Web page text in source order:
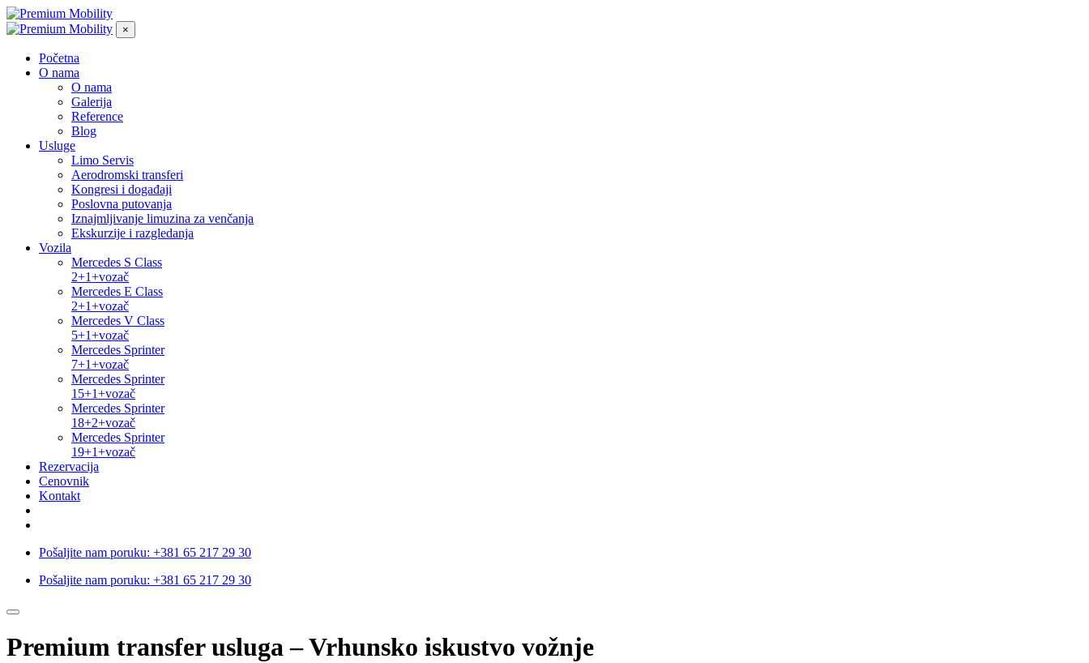
×
Početna
O nama
O nama
Galerija
Reference
Blog
Usluge
Limo Servis
Aerodromski transferi
Kongresi i događaji
Poslovna putovanja
Iznajmljivanje limuzina za venčanja
Ekskurzije i razgledanja
Vozila
Mercedes S Class
2+1+vozač
Mercedes E Class
2+1+vozač
Mercedes V Class
5+1+vozač
Mercedes Sprinter
7+1+vozač
Mercedes Sprinter
15+1+vozač
Mercedes Sprinter
18+2+vozač
Mercedes Sprinter
19+1+vozač
Rezervacija
Cenovnik
Kontakt
Pošaljite nam poruku: +381 65 217 29 30
Pošaljite nam poruku: +381 65 217 29 30
Premium transfer usluga – Vrhunsko iskustvo vožnje